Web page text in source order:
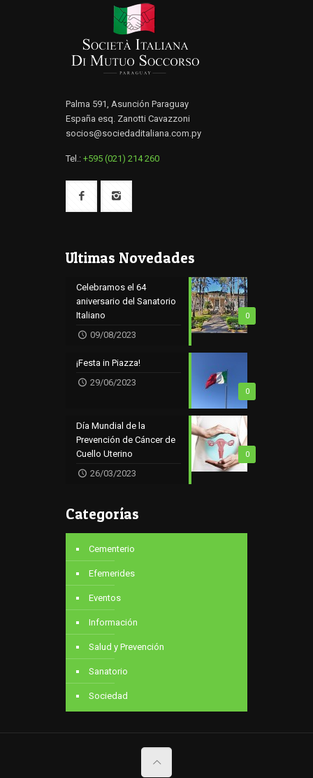
Palma 591, Asunción Paraguay
España esq. Zanotti Cavazzoni
socios@sociedaditaliana.com.py
Tel.: +595 (021) 214 260
Ultimas Novedades
0
Celebramos el 64
aniversario del Sanatorio
Italiano
09/08/2023
0
¡Festa in Piazza!
29/06/2023
0
Día Mundial de la
Prevención de Cáncer de
Cuello Uterino
26/03/2023
Categorías
Cementerio
Efemerides
Eventos
Información
Salud y Prevención
Sanatorio
Sociedad